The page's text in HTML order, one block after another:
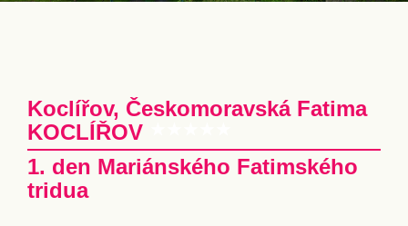
Koclířov, Českomoravská Fatima
KOCLÍŘOV
1. den Mariánského Fatimského
tridua